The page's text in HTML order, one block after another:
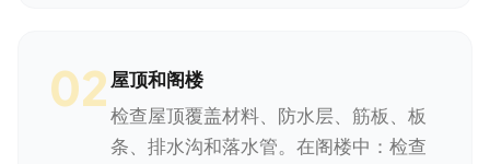
02 屋顶和阁楼
检查屋顶覆盖材料、防水层、筋板、板
条、排水沟和落水管。在阁楼中：检查